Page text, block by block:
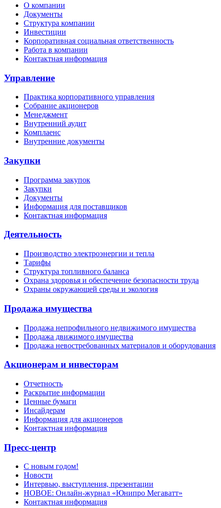
О компании
Документы
Структура компании
Инвестиции
Корпоративная социальная ответственность
Работа в компании
Контактная информация
Управление
Практика корпоративного управления
Собрание акционеров
Менеджмент
Внутренний аудит
Комплаенс
Внутренние документы
Закупки
Программа закупок
Закупки
Документы
Информация для поставщиков
Контактная информация
Деятельность
Производство электроэнергии и тепла
Тарифы
Структура топливного баланса
Охрана здоровья и обеспечение безопасности труда
Охраны окружающей среды и экология
Продажа имущества
Продажа непрофильного недвижимого имущества
Продажа движимого имущества
Продажа невостребованных материалов и оборудования
Акционерам и инвесторам
Отчетность
Раскрытие информации
Ценные бумаги
Инсайдерам
Информация для акционеров
Контактная информация
Пресс-центр
С новым годом!
Новости
Интервью, выступления, презентации
НОВОЕ: Онлайн-журнал «Юнипро Мегаватт»
Контактная информация